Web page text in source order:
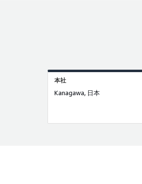
本社
Kanagawa, 日本